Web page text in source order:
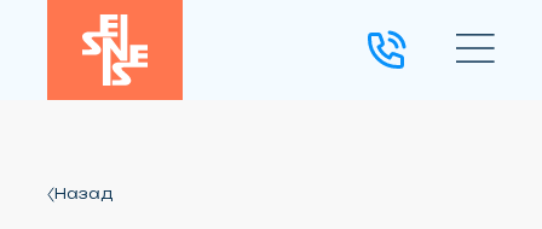
Назад